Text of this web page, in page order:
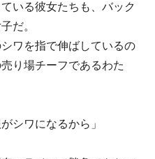
いる彼女たちも、バック
だ。
ワを指で伸ばしているの
売り場チーフであるわた
シワになるから」